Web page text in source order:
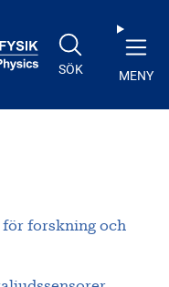
SÖK MENY
för forskning och